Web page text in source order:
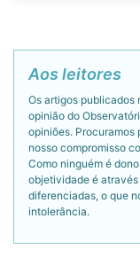
Aos leitores
Os artigos publicados
opinião do
opiniões. Procuramos
nosso compromisso
Como ninguém é
objetividade é
diferenciadas, o que
intolerância.